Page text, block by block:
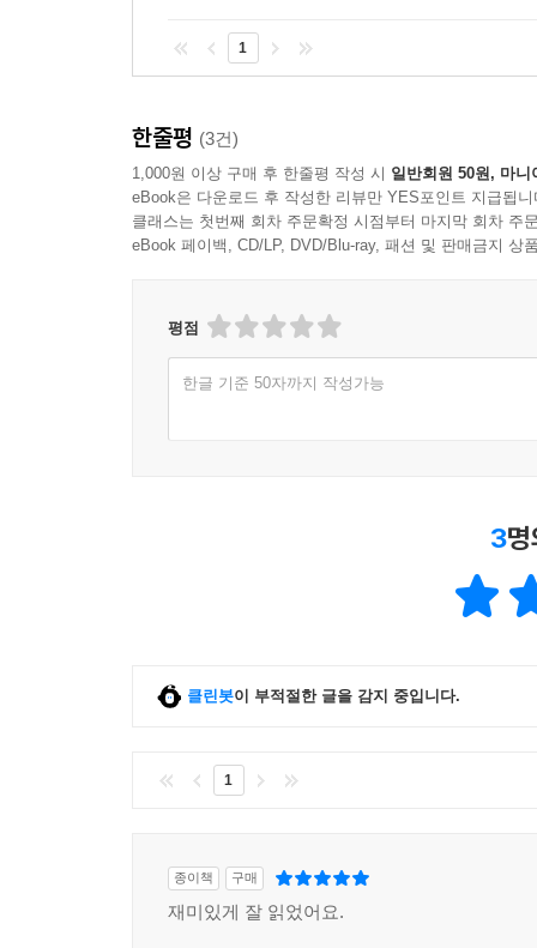
1
한줄평 (3건)
1,000원 이상 구매 후 한줄평 작성 시 일반회원 50원, 마니
eBook은 다운로드 후 작성한 리뷰만 YES포인트 지급됩니
클래스는 첫번째 회차 주문확정 시점부터 마지막 회차 주
eBook 페이백, CD/LP, DVD/Blu-ray, 패션 및 판매금지 상
평점
한글 기준 50자까지 작성가능
3
클린봇이 부적절한 글을 감지 중입니다.
1
종이책 구매
재미있게 잘 읽었어요.